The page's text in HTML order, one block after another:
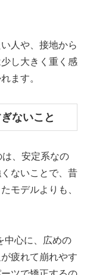
人や、接地から
し大きく重く感
ます。
ないこと
、安定系なの
ないことで、昔
モデルよりも、
中心に、広めの
疲れて崩れやす